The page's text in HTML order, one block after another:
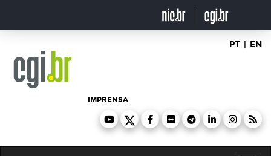
o
PT | EN
IMPRENSA